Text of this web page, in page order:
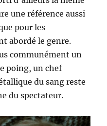
une référence aussi
pour les
abordé le genre.
communément un
poing, un chef
du sang reste
du spectateur.